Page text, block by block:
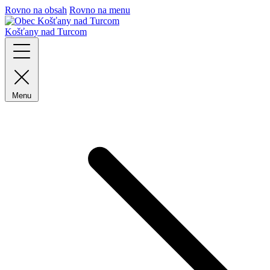
Rovno na obsah Rovno na menu
Košťany nad Turcom
Menu